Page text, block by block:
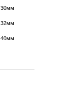
30мм
32мм
40мм